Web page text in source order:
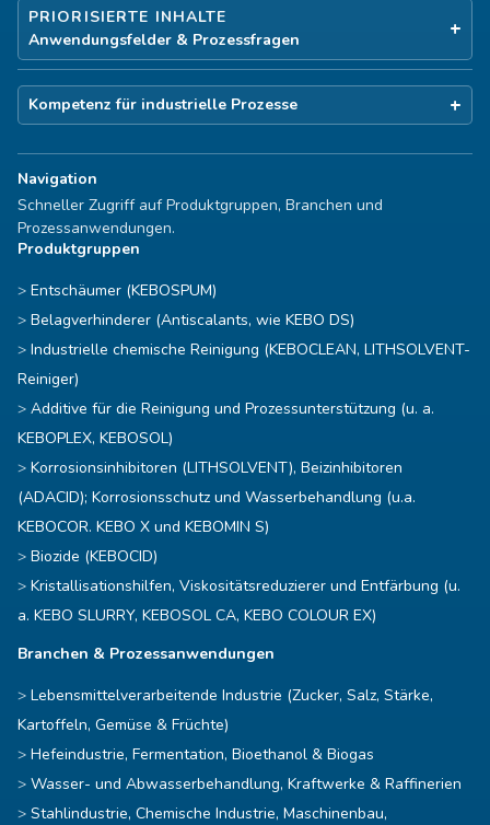
PRIORISIERTE INHALTE
Anwendungsfelder & Prozessfragen
Kompetenz für industrielle Prozesse
Navigation
Schneller Zugriff auf Produktgruppen, Branchen und
Prozessanwendungen.
Produktgruppen
Entschäumer (KEBOSPUM)
Belagverhinderer (Antiscalants, wie KEBO DS)
Industrielle chemische Reinigung (KEBOCLEAN, LITHSOLVENT-
Reiniger)
Additive für die Reinigung und Prozessunterstützung (u. a.
KEBOPLEX, KEBOSOL)
Korrosionsinhibitoren (LITHSOLVENT), Beizinhibitoren
(ADACID); Korrosionsschutz und Wasserbehandlung (u.a.
KEBOCOR. KEBO X und KEBOMIN S)
Biozide (KEBOCID)
Kristallisationshilfen, Viskositätsreduzierer und Entfärbung (u.
a. KEBO SLURRY, KEBOSOL CA, KEBO COLOUR EX)
Branchen & Prozessanwendungen
Lebensmittelverarbeitende Industrie (Zucker, Salz, Stärke,
Kartoffeln, Gemüse & Früchte)
Hefeindustrie, Fermentation, Bioethanol & Biogas
Wasser- und Abwasserbehandlung, Kraftwerke & Raffinerien
Stahlindustrie, Chemische Industrie, Maschinenbau,